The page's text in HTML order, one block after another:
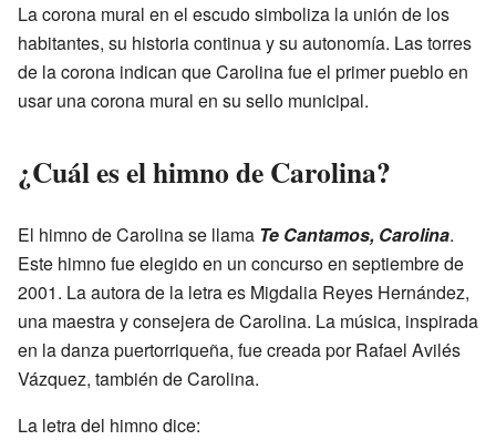
La corona mural en el escudo simboliza la unión de los
habitantes, su historia continua y su autonomía. Las torres
de la corona indican que Carolina fue el primer pueblo en
usar una corona mural en su sello municipal.
¿Cuál es el himno de Carolina?
El himno de Carolina se llama Te Cantamos, Carolina.
Este himno fue elegido en un concurso en septiembre de
2001. La autora de la letra es Migdalia Reyes Hernández,
una maestra y consejera de Carolina. La música, inspirada
en la danza puertorriqueña, fue creada por Rafael Avilés
Vázquez, también de Carolina.
La letra del himno dice: